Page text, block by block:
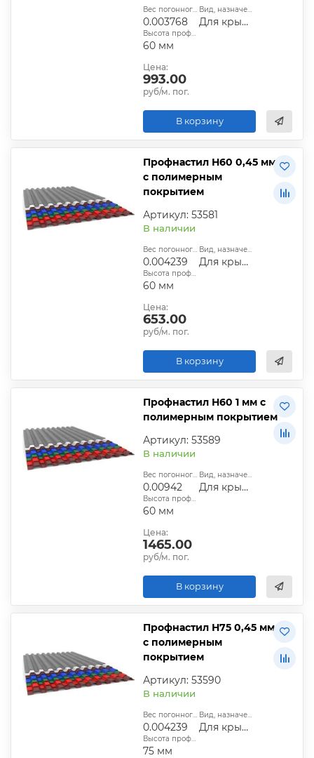
Вес погонного метра, т.:
0.003768
Вид, назначение:
Для крыши
Высота профиля:
60 мм
Цена:
993.00
руб/м. пог.
В корзину
Профнастил Н60 0,45 мм
с полимерным
покрытием
Артикул: 53581
В наличии
Вес погонного метра, т.:
0.004239
Вид, назначение:
Для крыши
Высота профиля:
60 мм
Цена:
653.00
руб/м. пог.
В корзину
Профнастил Н60 1 мм с
полимерным покрытием
Артикул: 53589
В наличии
Вес погонного метра, т.:
0.00942
Вид, назначение:
Для крыши
Высота профиля:
60 мм
Цена:
1465.00
руб/м. пог.
В корзину
Профнастил Н75 0,45 мм
с полимерным
покрытием
Артикул: 53590
В наличии
Вес погонного метра, т.:
0.004239
Вид, назначение:
Для крыши
Высота профиля:
75 мм